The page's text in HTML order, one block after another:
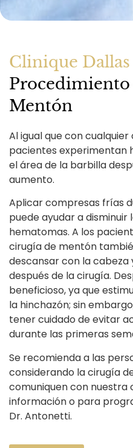
Clinique Dallas
Mentón
Al igual que con
pacientes experimentan
el área de la barbilla
aumento.
Aplicar compresas frías
puede ayudar a disminuir
hematomas. A los
cirugía de mentón
descansar con la cabeza
después de la cirugía.
beneficioso, ya que
la hinchazón; sin
tener cuidado de evitar
durante las primeras
Se recomienda a las
considerando la cirugía
comuniquen con
información o para
Dr. Antonetti.